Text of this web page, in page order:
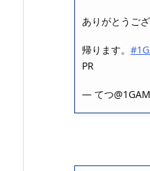
ありがとうござ
帰ります。
PR
— てつ